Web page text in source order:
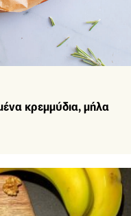
κρεμμύδια, μήλα